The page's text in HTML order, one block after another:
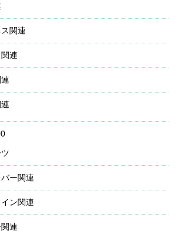
関連
連
ー関連
ン関連
連